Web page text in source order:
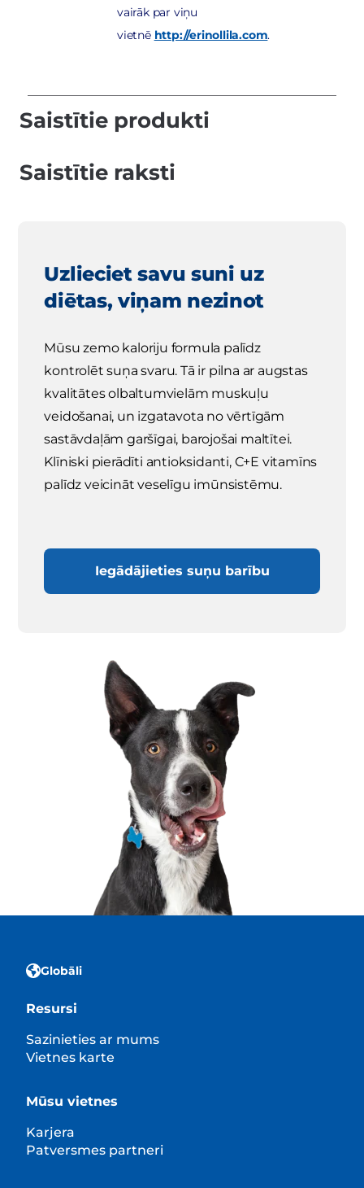
vairāk par viņu
vietnē http://erinollila.com.
Saistītie produkti
Saistītie raksti
Uzlieciet savu suni uz
diētas, viņam nezinot
Mūsu zemo kaloriju formula palīdz
kontrolēt suņa svaru. Tā ir pilna ar augstas
kvalitātes olbaltumvielām muskuļu
veidošanai, un izgatavota no vērtīgām
sastāvdaļām garšīgai, barojošai maltītei.
Klīniski pierādīti antioksidanti, C+E vitamīns
palīdz veicināt veselīgu imūnsistēmu.
Iegādājieties suņu barību
Globāli
Resursi
Sazinieties ar mums
Vietnes karte
Mūsu vietnes
Karjera
Patversmes partneri